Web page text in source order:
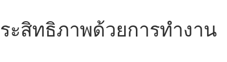
ะสิทธิภาพด้วยการทำงาน